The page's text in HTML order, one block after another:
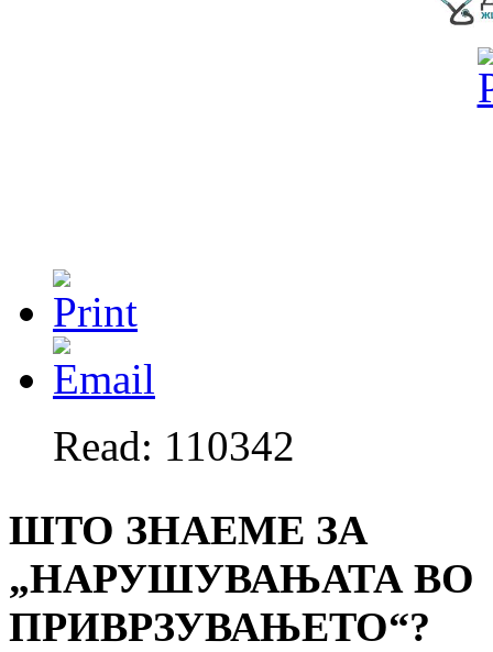
Read: 110342
ШТО ЗНАЕМЕ ЗА
„НАРУШУВАЊАТА ВО
ПРИВРЗУВАЊЕТО“?